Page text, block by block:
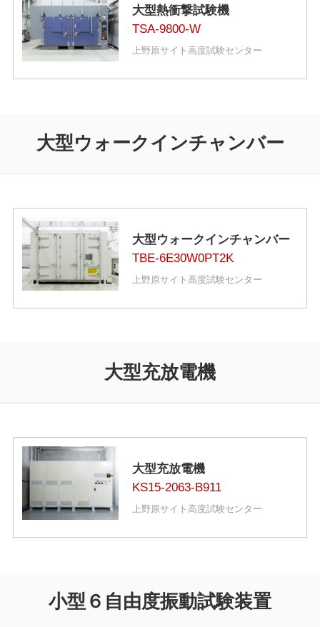
大型熱衝撃試験機
TSA-9800-W
上野原サイト高度試験センター
大型ウォークインチャンバー
大型ウォークインチャンバー
TBE-6E30W0PT2K
上野原サイト高度試験センター
大型充放電機
大型充放電機
KS15-2063-B911
上野原サイト高度試験センター
小型６自由度振動試験装置